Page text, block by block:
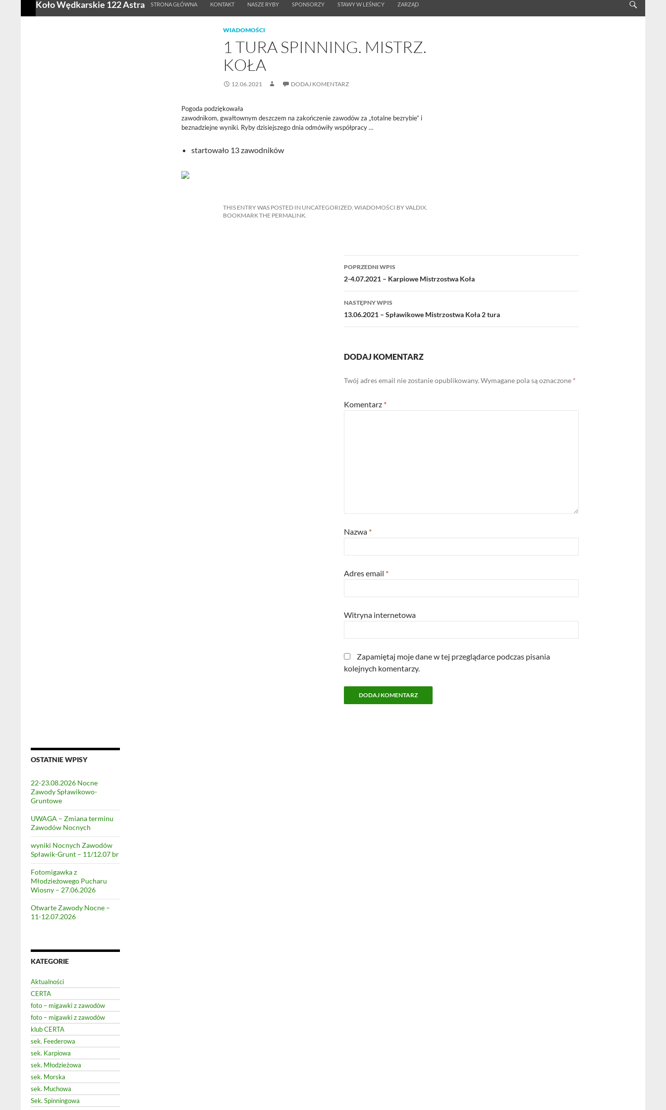
Koło Wędkarskie 122 Astra STRONA GŁÓWNA KONTAKT NASZE RYBY SPONSORZY STAWY W LEŚNICY ZARZĄD
WIADOMOŚCI
1 TURA SPINNING. MISTRZ.
KOŁA
12.06.2021 DODAJ KOMENTARZ
Pogoda podziękowała
zawodnikom, gwałtownym deszczem na zakończenie zawodów za „totalne bezrybie” i
beznadziejne wyniki. Ryby dzisiejszego dnia odmówiły współpracy …
startowało 13 zawodników
THIS ENTRY WAS POSTED IN UNCATEGORIZED, WIADOMOŚCI BYVALDIX.
BOOKMARK THE PERMALINK.
Nawigacja
wpisu
POPRZEDNI WPIS
2-4.07.2021 – Karpiowe Mistrzostwa Koła
NASTĘPNY WPIS
13.06.2021 – Spławikowe Mistrzostwa Koła 2 tura
DODAJ KOMENTARZ
Twój adres email nie zostanie opublikowany. Wymagane pola są oznaczone *
Komentarz *
Nazwa *
Adres email *
Witryna internetowa
Zapamiętaj moje dane w tej przeglądarce podczas pisania
kolejnych komentarzy.
OSTATNIE WPISY
22-23.08.2026 Nocne
Zawody Spławikowo-
Gruntowe
UWAGA – Zmiana terminu
Zawodów Nocnych
wyniki Nocnych Zawodów
Spławik-Grunt – 11/12.07 br
Fotomigawka z
Młodzieżowego Pucharu
Wiosny – 27.06.2026
Otwarte Zawody Nocne –
11-12.07.2026
KATEGORIE
Aktualności
CERTA
foto – migawki z zawodów
foto – migawki z zawodów
klub CERTA
sek. Feederowa
sek. Karpiowa
sek. Młodzieżowa
sek. Morska
sek. Muchowa
Sek. Spinningowa